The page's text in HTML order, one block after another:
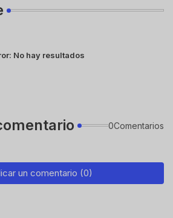
No hay resultados
0Comentarios
un comentario (0)